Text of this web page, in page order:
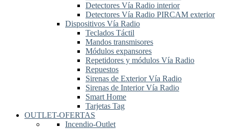
Detectores Vía Radio interior
Detectores Vía Radio PIRCAM exterior
Dispositivos Vía Radio
Teclados Táctil
Mandos transmisores
Módulos expansores
Repetidores y módulos Vía Radio
Repuestos
Sirenas de Exterior Vía Radio
Sirenas de Interior Vía Radio
Smart Home
Tarjetas Tag
OUTLET-OFERTAS
Incendio-Outlet